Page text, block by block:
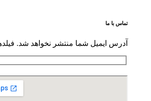
تماس با ما
آدرس ایمیل شما منتشر نخواهد شد.